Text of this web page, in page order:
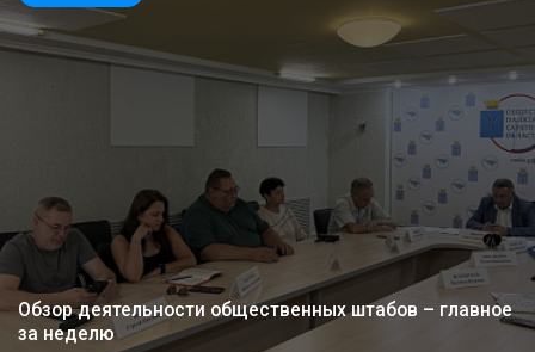
Обзор деятельности общественных штабов – главное
за неделю